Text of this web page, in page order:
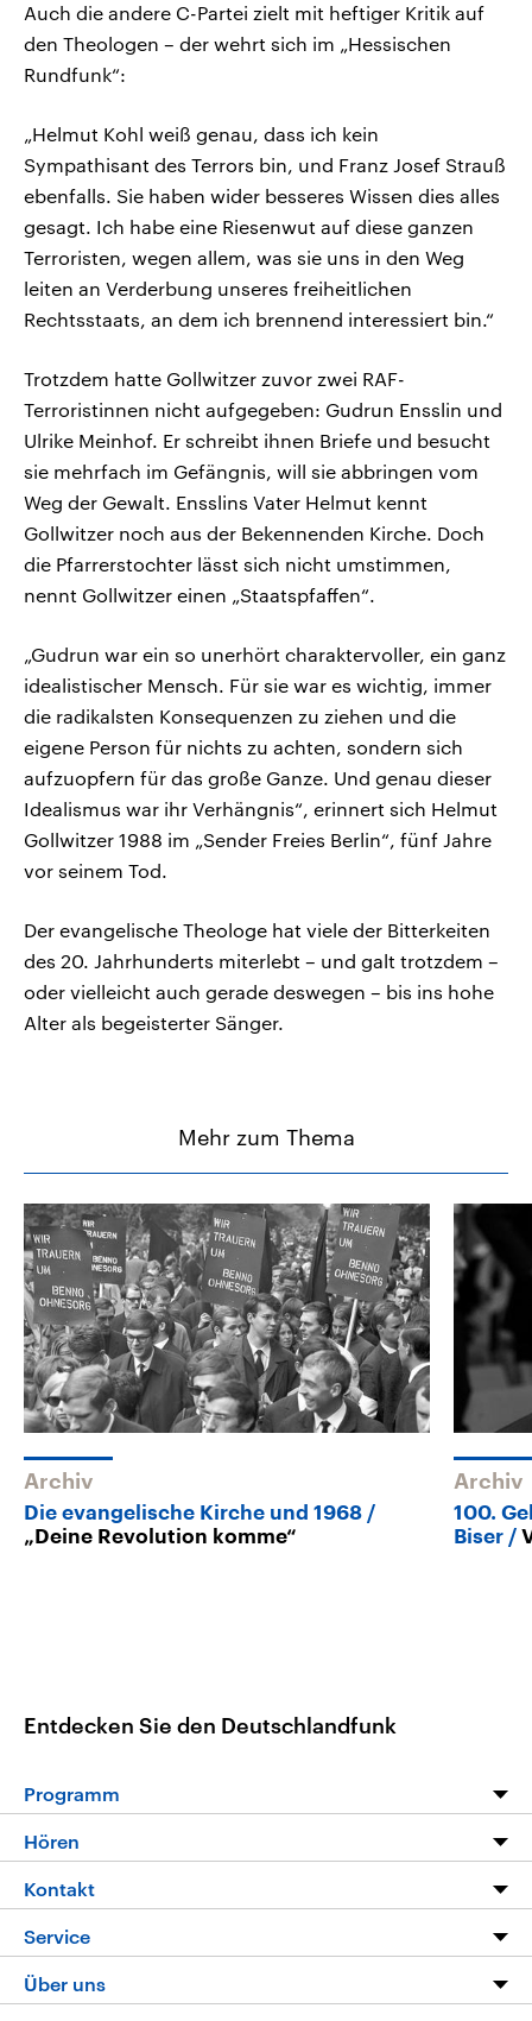
Auch die andere C-Partei zielt mit heftiger Kritik auf
den Theologen – der wehrt sich im „Hessischen
Rundfunk“:
„Helmut Kohl weiß genau, dass ich kein
Sympathisant des Terrors bin, und Franz Josef Strauß
ebenfalls. Sie haben wider besseres Wissen dies alles
gesagt. Ich habe eine Riesenwut auf diese ganzen
Terroristen, wegen allem, was sie uns in den Weg
leiten an Verderbung unseres freiheitlichen
Rechtsstaats, an dem ich brennend interessiert bin.“
Trotzdem hatte Gollwitzer zuvor zwei RAF-
Terroristinnen nicht aufgegeben: Gudrun Ensslin und
Ulrike Meinhof. Er schreibt ihnen Briefe und besucht
sie mehrfach im Gefängnis, will sie abbringen vom
Weg der Gewalt. Ensslins Vater Helmut kennt
Gollwitzer noch aus der Bekennenden Kirche. Doch
die Pfarrerstochter lässt sich nicht umstimmen,
nennt Gollwitzer einen „Staatspfaffen“.
„Gudrun war ein so unerhört charaktervoller, ein ganz
idealistischer Mensch. Für sie war es wichtig, immer
die radikalsten Konsequenzen zu ziehen und die
eigene Person für nichts zu achten, sondern sich
aufzuopfern für das große Ganze. Und genau dieser
Idealismus war ihr Verhängnis“, erinnert sich Helmut
Gollwitzer 1988 im „Sender Freies Berlin“, fünf Jahre
vor seinem Tod.
Der evangelische Theologe hat viele der Bitterkeiten
des 20. Jahrhunderts miterlebt – und galt trotzdem –
oder vielleicht auch gerade deswegen – bis ins hohe
Alter als begeisterter Sänger.
Mehr zum Thema
Archiv
Die evangelische Kirche und 1968
„Deine Revolution komme“
Archiv
100.
Biser
Entdecken Sie den Deutschlandfunk
Programm
Programm
Die Nachrichten
Nachrichtenleicht
Neue Beiträge auf dlf.de
Hören
Livestream
Podcasts
Deutschlandfunk App
Kontakt
Hörerservice
Service
FAQ
Über uns